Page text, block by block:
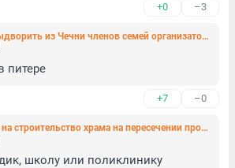
+0 –3
Кадыров призвал выдворить из Чечни членов семей организаторов нападения на пост ДПС. «Фонтанка» узнала мнение юристов
питере
+7 –0
Выдано разрешение на строительство храма на пересечении проспекта Художников и Поэтического бульвара
школу или поликлинику